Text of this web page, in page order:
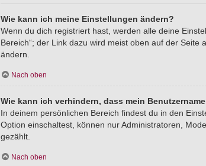
Wie kann ich meine Einstellungen ändern?
Wenn du dich registriert hast, werden alle deine
Bereich“; der Link dazu wird meist oben auf der
ändern.
Nach oben
Wie kann ich verhindern, dass mein
In deinem persönlichen Bereich findest du in den
Option einschaltest, können nur Administratoren,
gezählt.
Nach oben